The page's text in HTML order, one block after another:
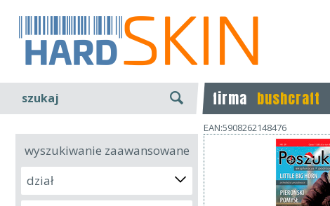
szukaj firma bushcraft
wyszukiwanie zaawansowane
dział
EAN:5908262148476